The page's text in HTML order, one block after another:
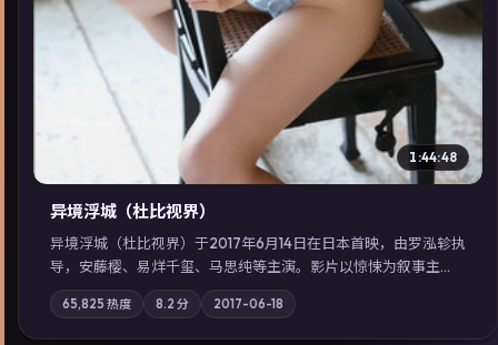
1:44:48
异境浮城（杜比视界）
异境浮城（杜比视界）于2017年6月14日在日本首映，由罗泓轸执
导，安藤樱、易烊千玺、马思纯等主演。影片以惊悚为叙事主
轴，一场意外将众人卷入不可撤回的连锁反应；摄影与配乐强化
地域气质；站内亦可通过「国产免费观看高清电视剧在线看」延
展检索同类型高分佳作，畅享高清在线追剧体验。
65,825 热度 8.2 分 2017-06-18